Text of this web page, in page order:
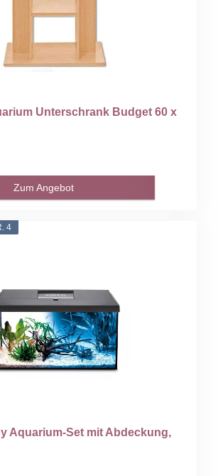
Unterschrank Budget 60 x
Zum Angebot
4
Aquarium-Set mit Abdeckung,